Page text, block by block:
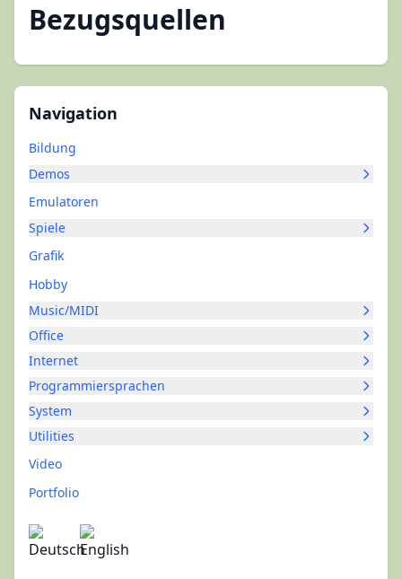
Navigation
Bildung
Demos
Emulatoren
Spiele
Grafik
Hobby
Music/MIDI
Office
Internet
Programmiersprachen
System
Utilities
Video
Portfolio
Bezugsquellen